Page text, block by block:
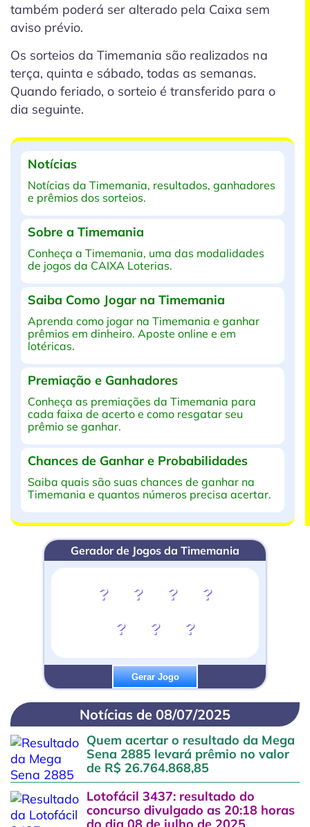
também poderá ser alterado pela Caixa sem
aviso prévio.
Os sorteios da Timemania são realizados na
terça, quinta e sábado, todas as semanas.
Quando feriado, o sorteio é transferido para o
dia seguinte.
Notícias
Notícias da Timemania, resultados, ganhadores
e prêmios dos sorteios.
Sobre a Timemania
Conheça a Timemania, uma das modalidades
de jogos da CAIXA Loterias.
Saiba Como Jogar na Timemania
Aprenda como jogar na Timemania e ganhar
prêmios em dinheiro. Aposte online e em
lotéricas.
Premiação e Ganhadores
Conheça as premiações da Timemania para
cada faixa de acerto e como resgatar seu
prêmio se ganhar.
Chances de Ganhar e Probabilidades
Saiba quais são suas chances de ganhar na
Timemania e quantos números precisa acertar.
Gerador de Jogos da Timemania
? ? ?
?
?
? ?
Gerar Jogo
Notícias de 08/07/2025
Quem acertar o resultado da Mega
Sena 2885 levará prêmio no valor
de R$ 26.764.868,85
Lotofácil 3437: resultado do
concurso divulgado as 20:18 horas